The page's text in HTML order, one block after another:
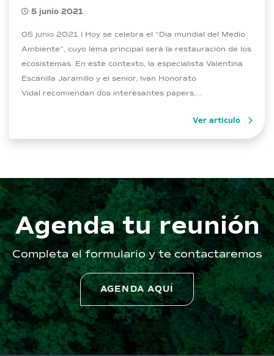
5 junio 2021
05 junio 2021 I Hoy se celebra el “Día mundial del Medio
Ambiente”, cuyo lema principal será la restauración de los
ecosistemas. En este contexto, la especialista Valentina
Escanilla Jaramillo y el senior, Ivan Honorato
Vidal recomiendan dos interesantes papers,
https://lnkd.in/dgDx9D7 ☑“Conservation planning for
Ver artículo
Agenda tu reunión
Completa el formulario y te contactaremos
AGENDA AQUÍ